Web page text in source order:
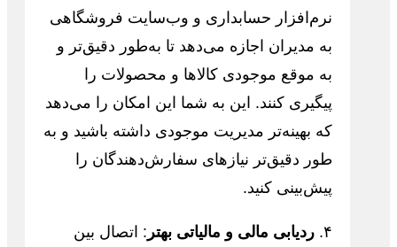
نرم‌افزار حسابداری و وب‌سایت فروشگاهی
به مدیران اجازه می‌دهد تا به‌طور دقیق‌تر و
به موقع موجودی کالاها و محصولات را
پیگیری کنند. این به شما این امکان را می‌دهد
که بهینه‌تر مدیریت موجودی داشته باشید و به
طور دقیق‌تر نیازهای سفارش‌دهندگان را
پیش‌بینی کنید.
۴. ردیابی مالی و مالیاتی بهتر : اتصال بین